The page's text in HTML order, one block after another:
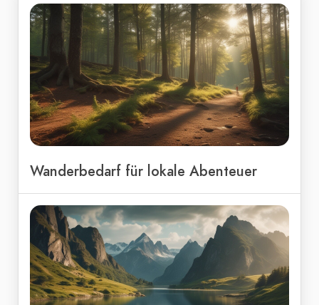
Wanderbedarf für lokale Abenteuer